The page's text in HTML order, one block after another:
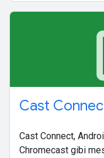
Cast
Cast Connect,
Chromecast gibi